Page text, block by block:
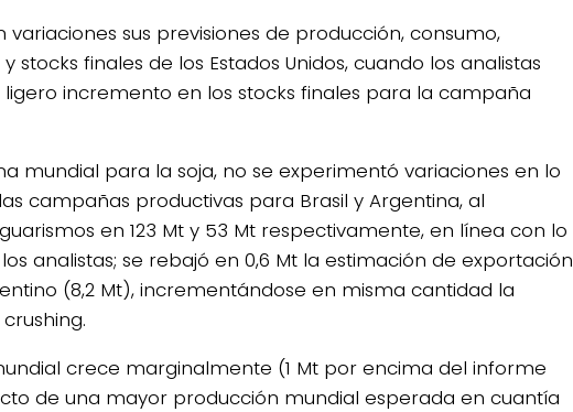
variaciones sus previsiones de producción, consumo,
stocks finales de los Estados Unidos, cuando los analistas
incremento en los stocks finales para la campaña
mundial para la soja, no se experimentó variaciones en lo
campañas productivas para Brasil y Argentina, al
en 123 Mt y 53 Mt respectivamente, en línea con lo
analistas; se rebajó en 0,6 Mt la estimación de exportación
(8,2 Mt), incrementándose en misma cantidad la
crece marginalmente (1 Mt por encima del informe
de una mayor producción mundial esperada en cuantía